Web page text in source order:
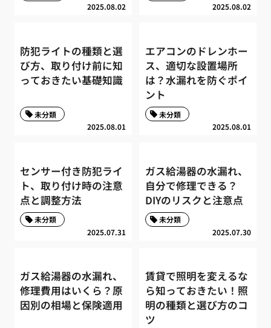
2025.08.02 2025.08.02
防犯ライトの種類と選
び方、取り付け前に知
っておきたい基礎知識
2025.08.01
未分類
エアコンのドレンホー
ス、適切な設置場所
は？水漏れを防ぐポイ
ント
2025.08.01
未分類
センサー付き防犯ライ
ト、取り付け時の注意
点と調整方法
2025.07.31
未分類
ガス給湯器の水漏れ、
自分で修理できる？
DIYのリスクと注意点
2025.07.30
未分類
ガス給湯器の水漏れ、
修理費用はいくら？原
因別の相場と保険適用
賃貸で照明を変えるな
ら知っておきたい！照
明の種類と選び方のコ
ツ